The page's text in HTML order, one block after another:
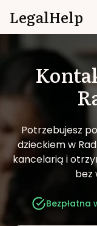
LegalHelp
Potrzebujesz
dzieckiem w
kancelarią i
bez
Bezpłatna